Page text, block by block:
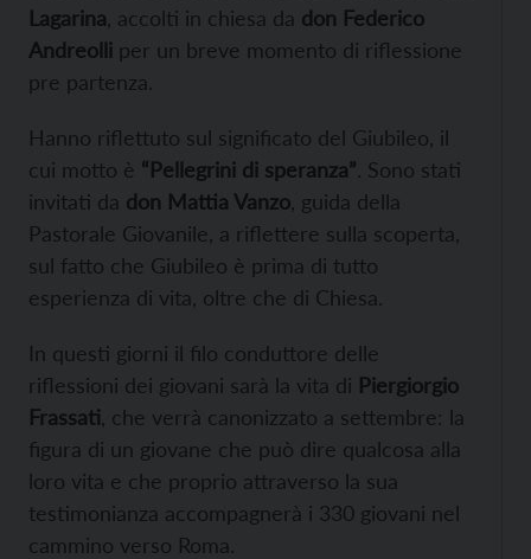
Lagarina , accolti in chiesa da don Federico
Andreolli per un breve momento di riflessione
pre partenza.
Hanno riflettuto sul significato del Giubileo, il
cui motto è “Pellegrini di speranza”. Sono stati
invitati da don Mattia Vanzo , guida della
Pastorale Giovanile, a riflettere sulla scoperta,
sul fatto che Giubileo è prima di tutto
esperienza di vita, oltre che di Chiesa.
In questi giorni il filo conduttore delle
riflessioni dei giovani sarà la vita di Piergiorgio
Frassati , che verrà canonizzato a settembre: la
figura di un giovane che può dire qualcosa alla
loro vita e che proprio attraverso la sua
testimonianza accompagnerà i 330 giovani nel
cammino verso Roma.